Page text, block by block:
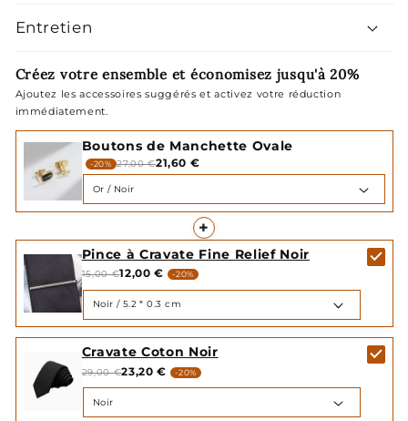
Entretien
Créez votre ensemble et économisez jusqu'à 20%
Ajoutez les accessoires suggérés et activez votre réduction
immédiatement.
Boutons de Manchette Ovale
-20% 27,00 €21,60 €
+
Pince à Cravate Fine Relief Noir
15,00 €12,00 € -20%
Cravate Coton Noir
29,00 €23,20 € -20%